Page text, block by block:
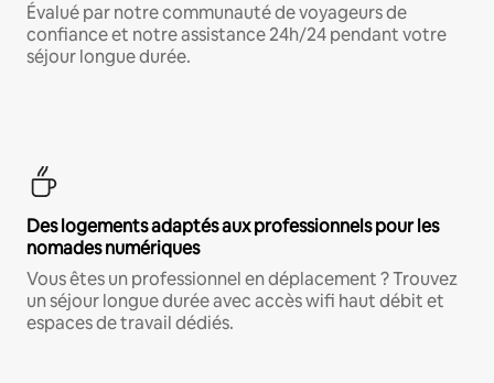
Évalué par notre communauté de voyageurs de
confiance et notre assistance 24h/24 pendant votre
séjour longue durée.
Des logements adaptés aux professionnels pour les
nomades numériques
Vous êtes un professionnel en déplacement ? Trouvez
un séjour longue durée avec accès wifi haut débit et
espaces de travail dédiés.